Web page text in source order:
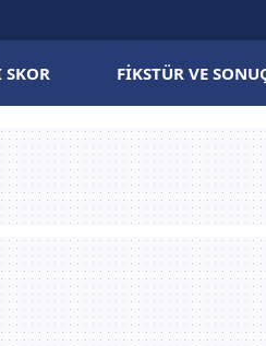
SKOR FIKSTÜR VE